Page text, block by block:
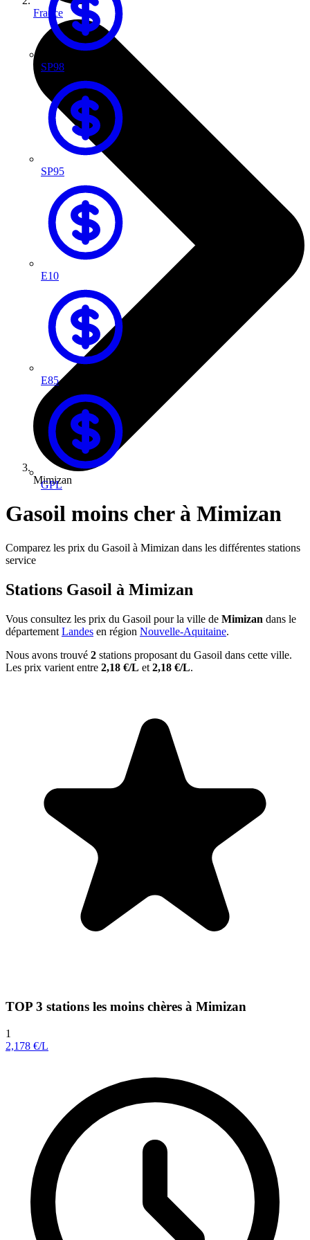
SP98
SP95
E10
E85
GPL
France
Mimizan
Gasoil moins cher à Mimizan
Comparez les prix du Gasoil à Mimizan dans les différentes stations
service
Stations Gasoil à Mimizan
Vous consultez les prix du Gasoil pour la ville de Mimizan dans le
département Landes en région Nouvelle-Aquitaine.
Nous avons trouvé 2 stations proposant du Gasoil dans cette ville.
Les prix varient entre 2,18 €/L et 2,18 €/L.
TOP 3 stations les moins chères à Mimizan
1
2,178 €/L